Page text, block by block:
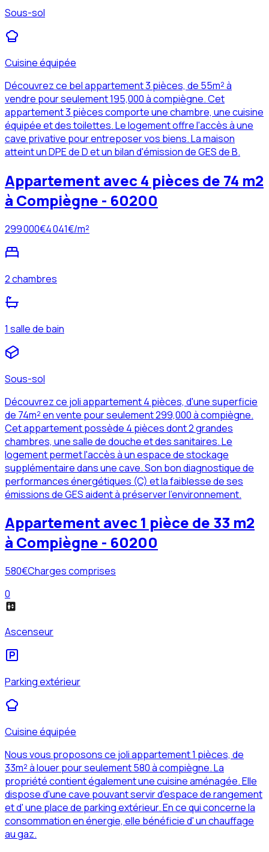
Sous-sol
Cuisine équipée
Découvrez ce bel appartement 3 pièces, de 55m² à
vendre pour seulement 195,000 à compiègne. Cet
appartement 3 pièces comporte une chambre, une cuisine
équipée et des toilettes. Le logement offre l'accès à une
cave privative pour entreposer vos biens. La maison
atteint un DPE de D et un bilan d'émission de GES de B.
Appartement avec 4 pièces de 74 m2
à Compiègne - 60200
299 000€4 041€/m²
2 chambres
1 salle de bain
Sous-sol
Découvrez ce joli appartement 4 pièces, d'une superficie
de 74m² en vente pour seulement 299,000 à compiègne.
Cet appartement possède 4 pièces dont 2 grandes
chambres, une salle de douche et des sanitaires. Le
logement permet l'accès à un espace de stockage
supplémentaire dans une cave. Son bon diagnostique de
performances énergétiques (C) et la faiblesse de ses
émissions de GES aident à préserver l'environnement.
Appartement avec 1 pièce de 33 m2
à Compiègne - 60200
580€Charges comprises
0
Ascenseur
Parking extérieur
Cuisine équipée
Nous vous proposons ce joli appartement 1 pièces, de
33m² à louer pour seulement 580 à compiègne. La
propriété contient également une cuisine aménagée. Elle
dispose d'une cave pouvant servir d'espace de rangement
et d' une place de parking extérieur. En ce qui concerne la
consommation en énergie, elle bénéficie d' un chauffage
au gaz.